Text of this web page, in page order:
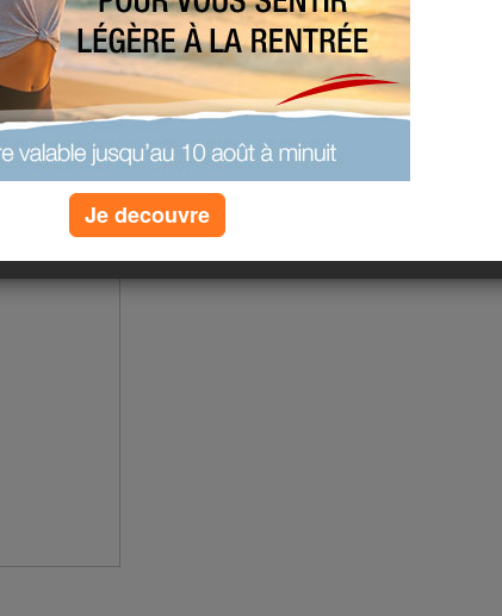
je vous
en
trop
facile
Je decouvre